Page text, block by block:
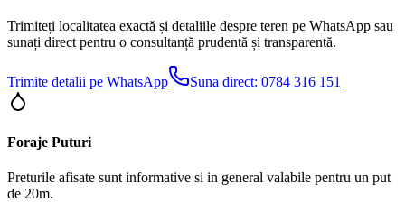
Trimiteți localitatea exactă și detaliile despre teren pe WhatsApp sau
sunați direct pentru o consultanță prudentă și transparentă.
Trimite detalii pe WhatsApp Suna direct: 0784 316 151
Foraje Puturi
Preturile afisate sunt informative si in general valabile pentru un put
de 20m.